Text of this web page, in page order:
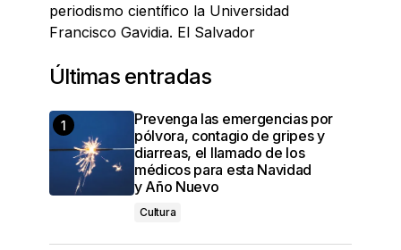
periodismo científico la Universidad
Francisco Gavidia. El Salvador
Últimas entradas
Prevenga las emergencias por
pólvora, contagio de gripes y
diarreas, el llamado de los
médicos para esta Navidad
y Año Nuevo
Cultura